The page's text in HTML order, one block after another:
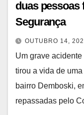
duas pessoas
Segurança
OUTUBRO 14,
Um grave
tirou a vida de
bairro Demboski,
repassadas pelo